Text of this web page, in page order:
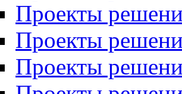
Проекты
Проекты
Проекты